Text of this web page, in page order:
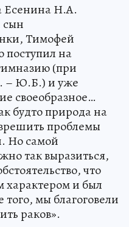
Есенина Н.А.
сын
Тимофей
на
(при
– Ю.Б.) и уже
своеобразное…
будто природа на
проблемы
Но самой
так выразиться,
что
и был
мы благоговели
раков».